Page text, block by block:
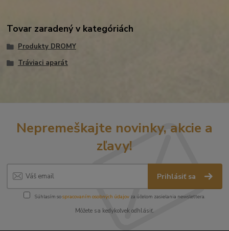
Tovar zaradený v kategóriách
Produkty DROMY
Tráviaci aparát
Nepremeškajte novinky, akcie a
zľavy!
Prihlásiť sa
Súhlasím sospracovaním osobných údajov za účelom zasielania newslettera.
Môžete sa kedykoľvek odhlásiť.